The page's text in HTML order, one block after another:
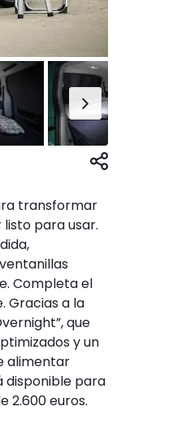
transformar
para usar.
Completa el
Gracias a la
que
y un
alimentar
disponible para
2.600 euros.